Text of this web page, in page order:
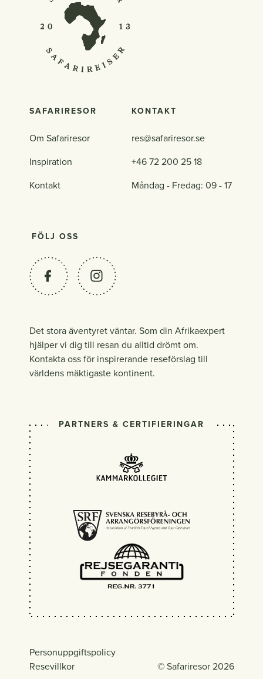
SAFARIRESOR
Om Safariresor
Inspiration
Kontakt
KONTAKT
res@safariresor.se
+46 72 200 25 18
Måndag - Fredag: 09 - 17
FÖLJ OSS
Det stora äventyret väntar. Som din Afrikaexpert
hjälper vi dig till resan du alltid drömt om.
Kontakta oss för inspirerande reseförslag till
världens mäktigaste kontinent.
PARTNERS & CERTIFIERINGAR
Personuppgiftspolicy
Resevillkor
© Safariresor 2026